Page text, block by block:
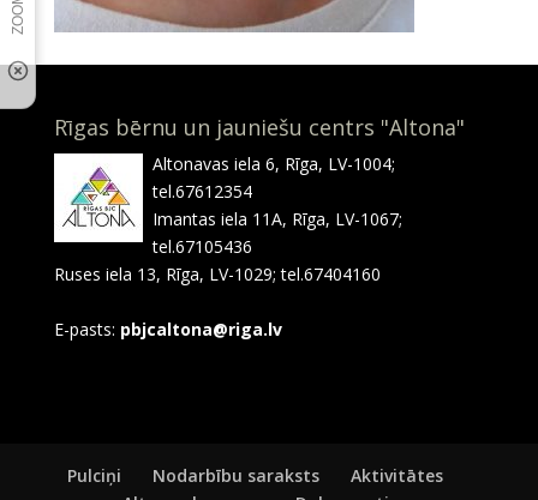
Rīgas bērnu un jauniešu centrs "Altona"
Altonavas iela 6, Rīga, LV-1004;
tel.67612354
Imantas iela 11A, Rīga, LV-1067;
tel.67105436
Ruses iela 13, Rīga, LV-1029; tel.67404160
E-pasts: pbjcaltona@riga.lv
Pulciņi Nodarbību saraksts
Aktivitātes